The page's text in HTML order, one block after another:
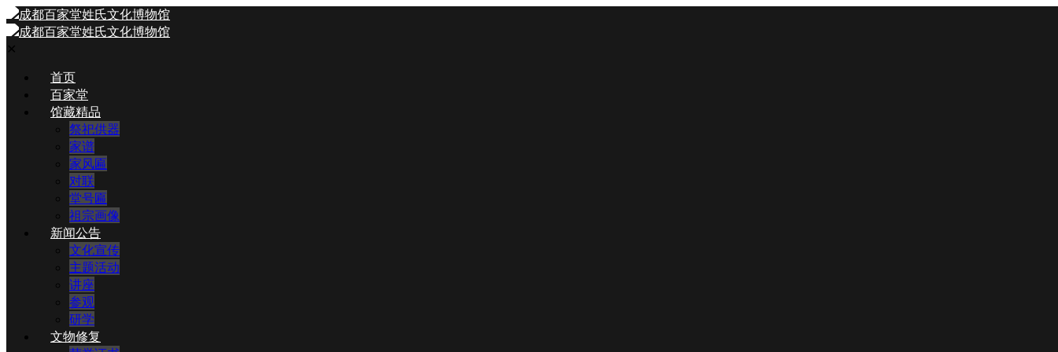
✕
首页
百家堂
馆藏精品
祭祀供器
家谱
家风匾
对联
堂号匾
祖宗画像
新闻公告
文化宣传
主题活动
讲座
参观
研学
文物修复